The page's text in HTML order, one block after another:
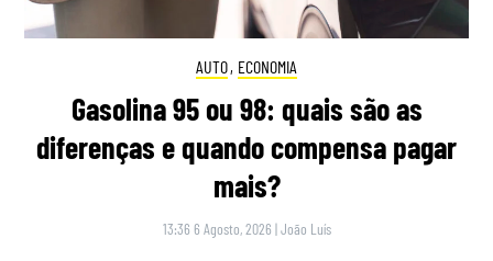
AUTO, ECONOMIA
Gasolina 95 ou 98: quais são as
diferenças e quando compensa pagar
mais?
13:36 6 Agosto, 2026 |João Luís